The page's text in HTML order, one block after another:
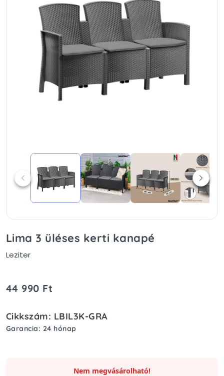
Lima 3 üléses kerti kanapé
Leziter
44 990 Ft
Cikkszám: LBIL3K-GRA
Garancia: 24 hónap
Nem megvásárolható!